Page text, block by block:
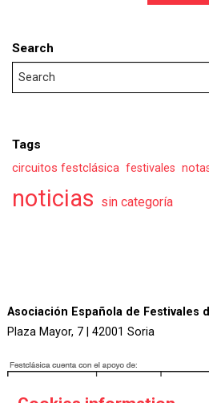
Search
Tags
circuitos festclásica festivales
noticias sin categoría
Asociación Española de Festivales
Plaza Mayor, 7 | 42001 Soria